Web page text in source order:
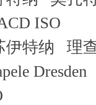
ISO
伊特纳 理